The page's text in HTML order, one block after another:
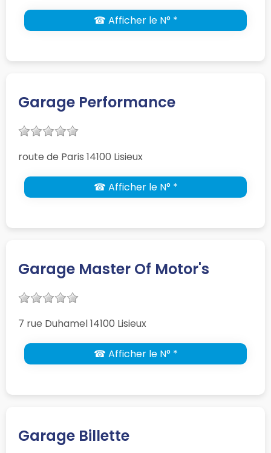
☎ Afficher le N° *
Garage Performance
route de Paris 14100 Lisieux
☎ Afficher le N° *
Garage Master Of Motor's
7 rue Duhamel 14100 Lisieux
☎ Afficher le N° *
Garage Billette